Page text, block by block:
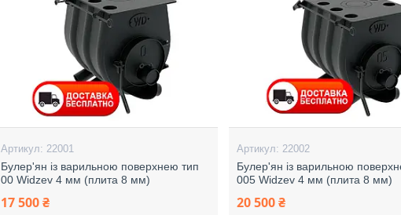
22001
Булер'ян із варильною поверхнею тип
00 Widzev 4 мм (плита 8 мм)
17 500 ₴
22002
Булер'ян із варильною
005 Widzev 4 мм (плита 8 мм)
20 500 ₴